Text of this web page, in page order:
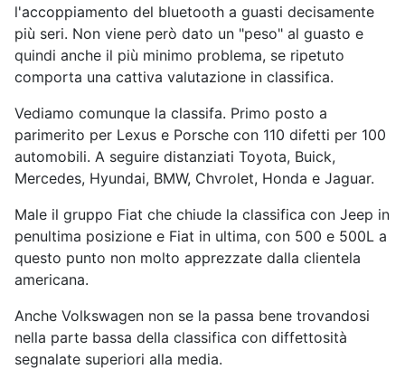
l'accoppiamento del bluetooth a guasti decisamente
più seri. Non viene però dato un "peso" al guasto e
quindi anche il più minimo problema, se ripetuto
comporta una cattiva valutazione in classifica.
Vediamo comunque la classifa. Primo posto a
parimerito per Lexus e Porsche con 110 difetti per 100
automobili. A seguire distanziati Toyota, Buick,
Mercedes, Hyundai, BMW, Chvrolet, Honda e Jaguar.
Male il gruppo Fiat che chiude la classifica con Jeep in
penultima posizione e Fiat in ultima, con 500 e 500L a
questo punto non molto apprezzate dalla clientela
americana.
Anche Volkswagen non se la passa bene trovandosi
nella parte bassa della classifica con diffettosità
segnalate superiori alla media.